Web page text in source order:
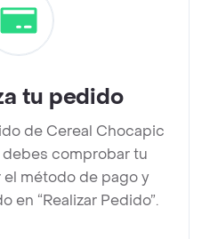
tu pedido
de Cereal Chocapic
comprobar tu
método de pago y
en “Realizar Pedido”.